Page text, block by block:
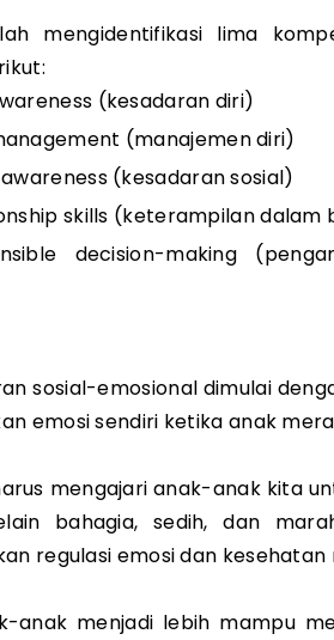
mengidentifikasi lima
(kesadaran diri)
(manajemen diri)
(kesadaran sosial)
skills (keterampilan dalam
decision-making
sosial-emosional dimulai
emosi sendiri ketika anak
mengajari anak-anak kita
bahagia, sedih, dan
regulasi emosi dan kesehatan
anak menjadi lebih mampu